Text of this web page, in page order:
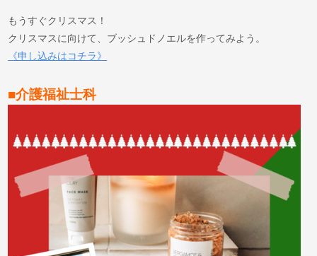
もうすぐクリスマス！
クリスマスに向けて、ブッシュドノエルを作ってみよう。
《申し込みはコチラ》
■介護福祉士科